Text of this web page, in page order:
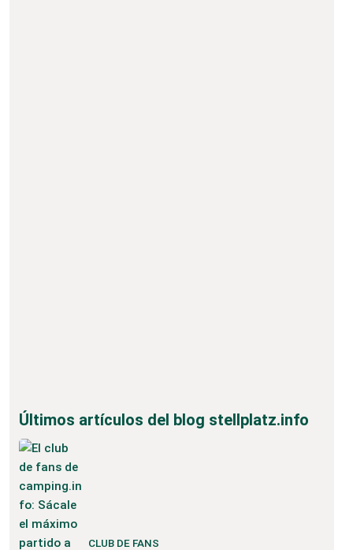
Últimos artículos del blog stellplatz.info
CLUB DE FANS